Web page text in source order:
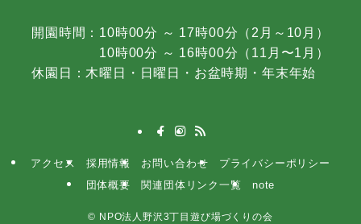
開園時間：10時00分 ～ 17時00分（2月～10月）
10時00分 ～ 16時00分（11月〜1月）
休園日：木曜日・日曜日・お盆時期・年末年始
アクセス 採用情報 お問い合わせ
プライバシーポリシー
団体概要
関連団体リンク一覧 note
© NPO法人野沢3丁目遊び場づくりの会